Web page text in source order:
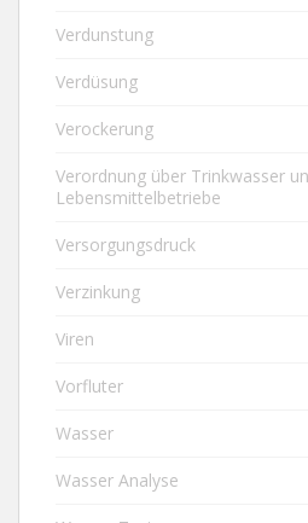
Verdunstung
Verdüsung
Verockerung
Verordnung über Trinkwasser
Lebensmittelbetriebe
Versorgungsdruck
Verzinkung
Viren
Vorfluter
Wasser
Wasser Analyse